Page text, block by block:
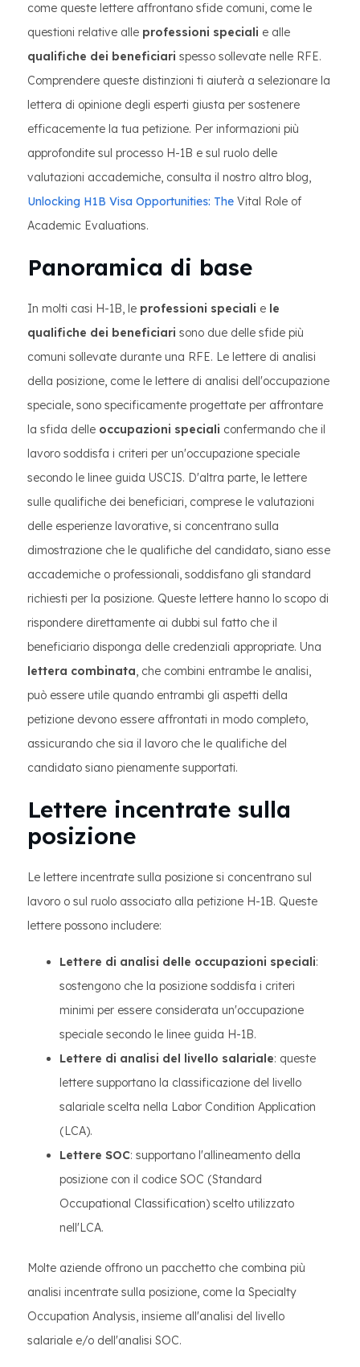
come queste lettere affrontano sfide comuni, come le
questioni relative alle professioni speciali e alle
qualifiche dei beneficiari spesso sollevate nelle RFE.
Comprendere queste distinzioni ti aiuterà a selezionare la
lettera di opinione degli esperti giusta per sostenere
efficacemente la tua petizione. Per informazioni più
approfondite sul processo H-1B e sul ruolo delle
valutazioni accademiche, consulta il nostro altro blog,
Unlocking H1B Visa Opportunities: The Vital Role of
Academic Evaluations.
Panoramica di base
In molti casi H-1B, le professioni speciali e le
qualifiche dei beneficiari sono due delle sfide più
comuni sollevate durante una RFE. Le lettere di analisi
della posizione, come le lettere di analisi dell'occupazione
speciale, sono specificamente progettate per affrontare
la sfida delle occupazioni speciali confermando che il
lavoro soddisfa i criteri per un'occupazione speciale
secondo le linee guida USCIS. D'altra parte, le lettere
sulle qualifiche dei beneficiari, comprese le valutazioni
delle esperienze lavorative, si concentrano sulla
dimostrazione che le qualifiche del candidato, siano esse
accademiche o professionali, soddisfano gli standard
richiesti per la posizione. Queste lettere hanno lo scopo di
rispondere direttamente ai dubbi sul fatto che il
beneficiario disponga delle credenziali appropriate. Una
lettera combinata, che combini entrambe le analisi,
può essere utile quando entrambi gli aspetti della
petizione devono essere affrontati in modo completo,
assicurando che sia il lavoro che le qualifiche del
candidato siano pienamente supportati.
Lettere incentrate sulla
posizione
Le lettere incentrate sulla posizione si concentrano sul
lavoro o sul ruolo associato alla petizione H-1B. Queste
lettere possono includere:
Lettere di analisi delle occupazioni speciali:
sostengono che la posizione soddisfa i criteri
minimi per essere considerata un'occupazione
speciale secondo le linee guida H-1B.
Lettere di analisi del livello salariale: queste
lettere supportano la classificazione del livello
salariale scelta nella Labor Condition Application
(LCA).
Lettere SOC: supportano l'allineamento della
posizione con il codice SOC (Standard
Occupational Classification) scelto utilizzato
nell'LCA.
Molte aziende offrono un pacchetto che combina più
analisi incentrate sulla posizione, come la Specialty
Occupation Analysis, insieme all'analisi del livello
salariale e/o dell'analisi SOC.